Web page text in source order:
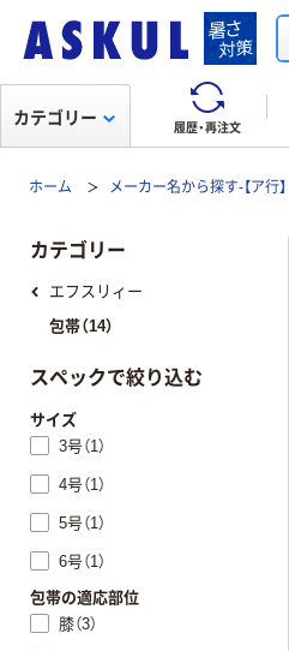
履歴・再注文
カテゴリー
ホーム メーカー名から探す-【ア行】
カテゴリー
エフスリィー
包帯（14）
スペックで絞り込む
サイズ
3号（1）
4号（1）
5号（1）
6号（1）
包帯の適応部位
膝（3）